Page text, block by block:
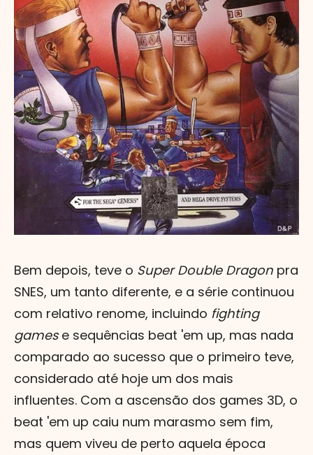
Bem depois, teve o Super Double Dragon pra
SNES, um tanto diferente, e a série continuou
com relativo renome, incluindo fighting
gamese sequências beat 'em up, mas nada
comparado ao sucesso que o primeiro teve,
considerado até hoje um dos mais
influentes. Com a ascensão dos games 3D, o
beat 'em up caiu num marasmo sem fim,
mas quem viveu de perto aquela época